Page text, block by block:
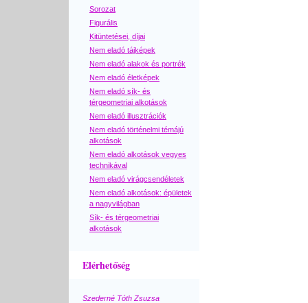
Sorozat
Figurális
Kitüntetései, díjai
Nem eladó tájképek
Nem eladó alakok és portrék
Nem eladó életképek
Nem eladó sík- és
térgeometriai alkotások
Nem eladó illusztrációk
Nem eladó történelmi témájú
alkotások
Nem eladó alkotások vegyes
technikával
Nem eladó virágcsendéletek
Nem eladó alkotások: épületek
a nagyvilágban
Sík- és térgeometriai
alkotások
Elérhetőség
Szederné Tóth Zsuzsa